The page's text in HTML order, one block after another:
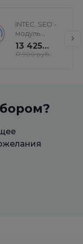
INTEC. SEO -
модуль
поисковой
оптимизации:
13 425
руб.
17 900 руб.